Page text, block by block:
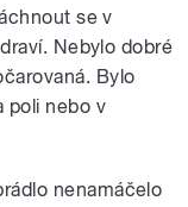
se v
Nebylo dobré
Bylo
poli nebo v
nenamáčelo